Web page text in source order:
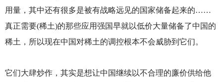
用量，其中还有很多是被有战略远见的国家储备起来的……
真正需要(稀土)的那些应用强国早就以低价大量储备了中国的
稀土，所以现在中国对稀土的调控根本不会威胁到它们。
它们大肆炒作，其实是想让中国继续以不合理的廉价供给他